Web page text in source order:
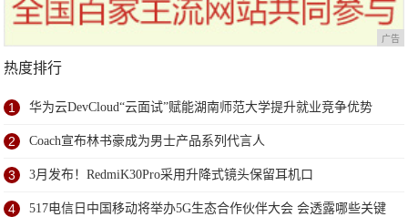
广告
热度排行
1 华为云DevCloud“云面试”赋能湖南师范大学提升就业竞争优势
2 Coach宣布林书豪成为男士产品系列代言人
3 3月发布！RedmiK30Pro采用升降式镜头保留耳机口
4 517电信日中国移动将举办5G生态合作伙伴大会 会透露哪些关键